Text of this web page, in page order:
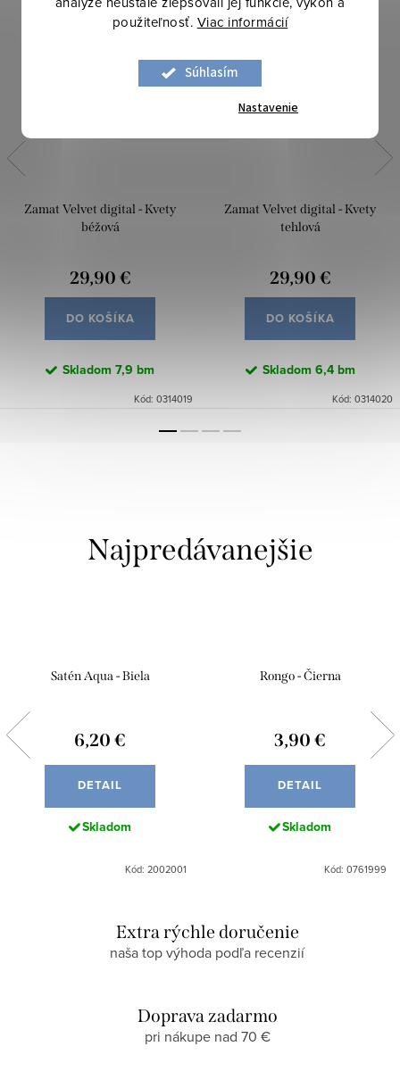
použiteľnosť. Viac informácií
Súhlasím
Nastavenie
Zamat Velvet digital - Kvety
béžová
29,90 €
DO KOŠÍKA
Skladom 7,9 bm
Kód: 0314019
Zamat Velvet digital - Kvety
tehlová
29,90 €
DO KOŠÍKA
Skladom 6,4 bm
Kód: 0314020
Najpredávanejšie
Satén Aqua - Biela
6,20 €
DETAIL
Skladom
Kód: 2002001
Rongo - Čierna
3,90 €
DETAIL
Skladom
Kód: 0761999
Extra rýchle doručenie
naša top výhoda podľa recenzií
Doprava zadarmo
pri nákupe nad 70 €